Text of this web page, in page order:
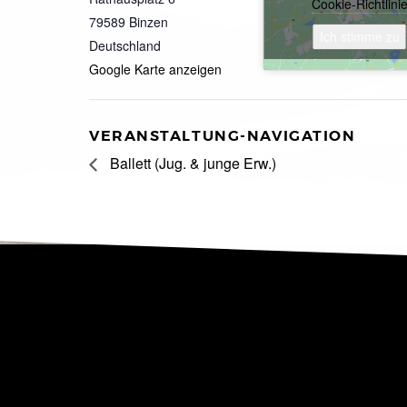
79589 Binzen
Deutschland
Google Karte anzeigen
Cookie-Richtlinie
VERANSTALTUNG-NAVIGATION
Ballett (Jug. & junge Erw.)